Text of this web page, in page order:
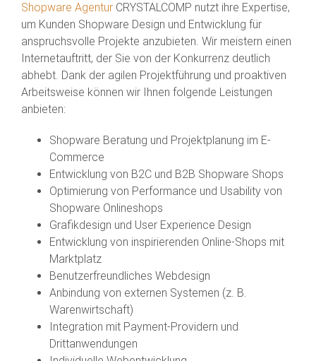
Shopware Agentur CRYSTALCOMP nutzt ihre Expertise,
um Kunden Shopware Design und Entwicklung für
anspruchsvolle Projekte anzubieten. Wir meistern einen
Internetauftritt, der Sie von der Konkurrenz deutlich
abhebt. Dank der agilen Projektführung und proaktiven
Arbeitsweise können wir Ihnen folgende Leistungen
anbieten:
Shopware Beratung und Projektplanung im E-
Commerce
Entwicklung von B2C und B2B Shopware Shops
Optimierung von Performance und Usability von
Shopware Onlineshops
Grafikdesign und User Experience Design
Entwicklung von inspirierenden Online-Shops mit
Marktplatz
Benutzerfreundliches Webdesign
Anbindung von externen Systemen (z. B.
Warenwirtschaft)
Integration mit Payment-Providern und
Drittanwendungen